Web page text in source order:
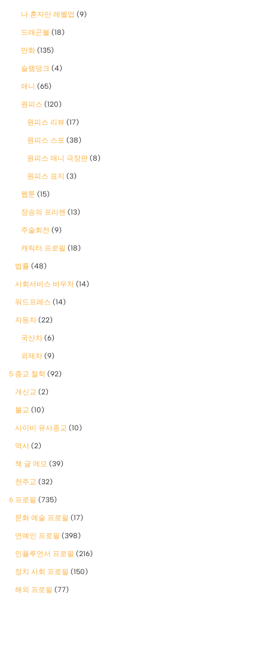
나 혼자만 레벨업 (9)
드래곤볼 (18)
만화 (135)
슬램덩크 (4)
애니 (65)
원피스 (120)
원피스 리뷰 (17)
원피스 스포 (38)
원피스 애니 극장판 (8)
원피스 표지 (3)
웹툰 (15)
장송의 프리렌 (13)
주술회전 (9)
캐릭터 프로필 (18)
법률 (48)
사회서비스 바우처 (14)
워드프레스 (14)
자동차 (22)
국산차 (6)
외제차 (9)
5 종교 철학 (92)
개신교 (2)
불교 (10)
사이비 유사종교 (10)
역사 (2)
책 글 메모 (39)
천주교 (32)
6 프로필 (735)
문화 예술 프로필 (17)
연예인 프로필 (398)
인플루언서 프로필 (216)
정치 사회 프로필 (150)
해외 프로필 (77)